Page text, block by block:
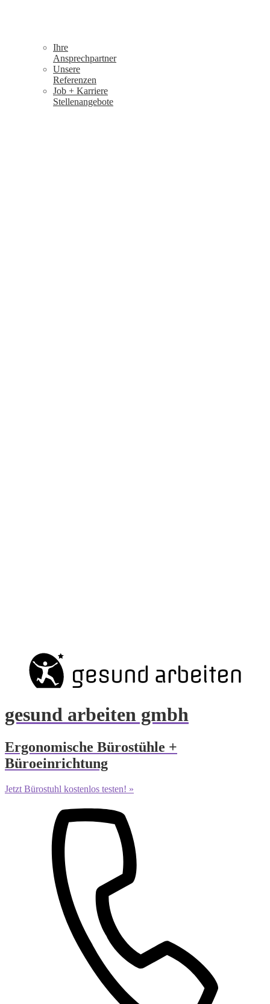
Ihre
Ansprechpartner
Unsere
Referenzen
Job + Karriere
Stellenangebote
gesund arbeiten gmbh
Ergonomische Bürostühle +
Büroeinrichtung
Jetzt Bürostuhl kostenlos testen! »